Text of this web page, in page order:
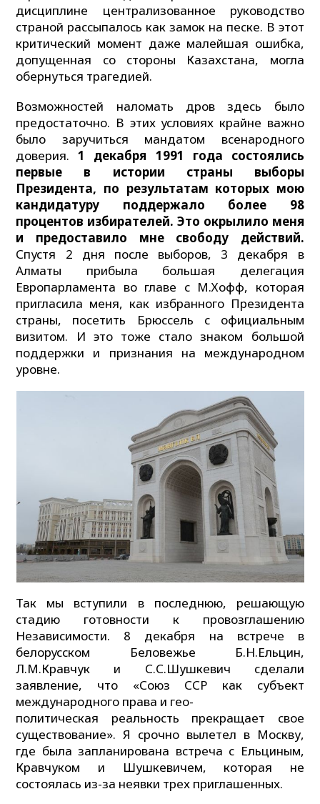
дисциплине централизованное руководство
страной рассыпалось как замок на песке. В этот
критический момент даже малейшая ошибка,
допущенная со стороны Казахстана, могла
обернуться трагедией.
Возможностей наломать дров здесь было
предостаточно. В этих условиях крайне важно
было заручиться мандатом всенародного
доверия.1 декабря 1991 года состоялись
первые в истории страны выборы
Президента, по результатам которых мою
кандидатуру поддержало более 98
процентов избирателей. Это окрылило меня
и предоставило мне свободу действий.
Спустя 2 дня после выборов, 3 декабря в
Алматы прибыла большая делегация
Европарламента во главе с М.Хофф, которая
пригласила меня, как избранного Президента
страны, посетить Брюссель с официальным
визитом. И это тоже стало знаком большой
поддержки и признания на международном
уровне.
Так мы вступили в последнюю, решающую
стадию готовности к провозглашению
Независимости. 8 декабря на встрече в
белорусском Беловежье Б.Н.Ельцин,
Л.М.Кравчук и С.С.Шушкевич сделали
заявление, что «Союз ССР как субъект
международного права и гео-
политическая реальность прекращает свое
существование». Я срочно вылетел в Москву,
где была запланирована встреча с Ельциным,
Кравчуком и Шушкевичем, которая не
состоялась из-за неявки трех приглашенных.